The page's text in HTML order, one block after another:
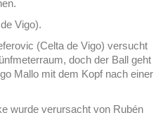
Vigo).
(Celta de Vigo) versucht
doch der Ball geht
Mallo mit dem Kopf nach einer
wurde verursacht von Rubén